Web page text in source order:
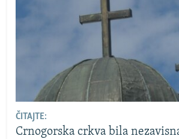
ČITAJTE:
Crnogorska crkva bila